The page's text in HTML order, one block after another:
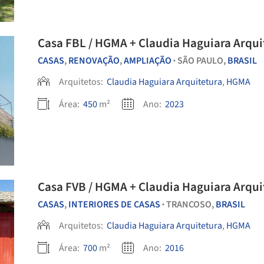
Casa FBL / HGMA + Claudia Haguiara
CASAS,RENOVAÇÃO,AMPLIAÇÃO • SÃO PAULO,BRASIL
Arquitetos: Claudia Haguiara Arquitetura, HGMA
Área: 450m² Ano: 2023
Casa FVB / HGMA + Claudia Haguiara
CASAS,INTERIORES DE CASAS •TRANCOSO,BRASIL
Arquitetos: Claudia Haguiara Arquitetura, HGMA
Área: 700m² Ano: 2016